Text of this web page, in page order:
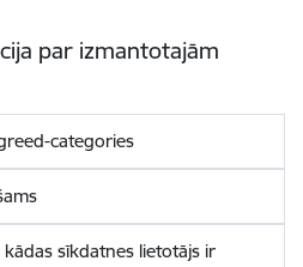
par izmantotajām
categories
kādas sīkdatnes lietotājs ir